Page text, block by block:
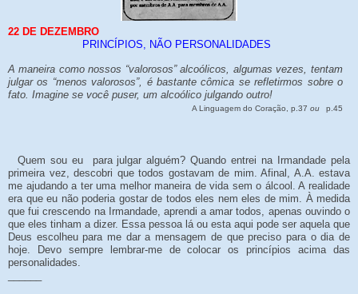
22 DE DEZEMBRO
PRINCÍPIOS, NÃO PERSONALIDADES
A maneira como nossos “valorosos” alcoólicos, algumas vezes, tentam
julgar os “menos valorosos”, é bastante cômica se refletirmos sobre o
fato. Imagine se você puser, um alcoólico julgando outro!
A Linguagem do Coração, p.37 ou p.45
Quem sou eu para julgar alguém? Quando entrei na Irmandade pela
primeira vez, descobri que todos gostavam de mim. Afinal, A.A. estava
me ajudando a ter uma melhor maneira de vida sem o álcool. A realidade
era que eu não poderia gostar de todos eles nem eles de mim. À medida
que fui crescendo na Irmandade, aprendi a amar todos, apenas ouvindo o
que eles tinham a dizer. Essa pessoa lá ou esta aqui pode ser aquela que
Deus escolheu para me dar a mensagem de que preciso para o dia de
hoje. Devo sempre lembrar-me de colocar os princípios acima das
personalidades.